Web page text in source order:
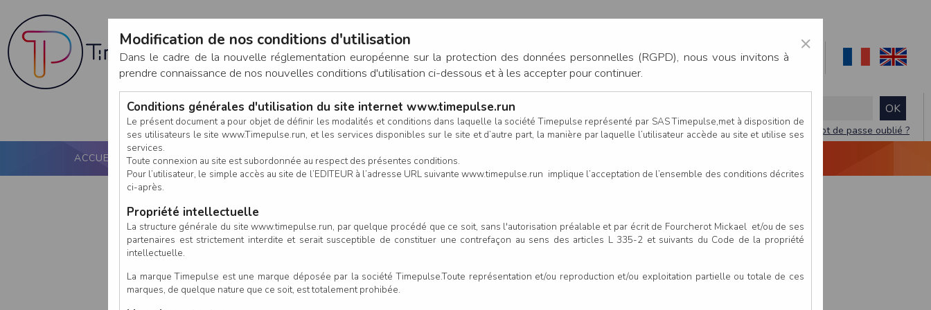
CONNEXION
Mot de passe oublié ?
ACCUEIL PUCE ACTIVE NOS SERVICES CALENDRIER RÉSULTATS
×
Modification de nos conditions d'utilisation
Dans le cadre de la nouvelle réglementation européenne sur la protection des données personnelles (RGPD), nous vous invitons à
prendre connaissance de nos nouvelles conditions d'utilisation ci-dessous et à les accepter pour continuer.
Conditions générales d'utilisation du site internet www.timepulse.run
Le présent document a pour objet de définir les modalités et conditions dans laquelle la société Timepulse représenté par SAS Timepulse,met à disposition de
ses utilisateurs le site www.Timepulse.run, et les services disponibles sur le site et d’autre part, la manière par laquelle l’utilisateur accède au site et utilise ses
services.
Toute connexion au site est subordonnée au respect des présentes conditions.
Pour l’utilisateur, le simple accès au site de l’EDITEUR à l’adresse URL suivante www.timepulse.run implique l’acceptation de l’ensemble des conditions décrites
ci-après.
Propriété intellectuelle
La structure générale du site www.timepulse.run, par quelque procédé que ce soit, sans l'autorisation préalable et par écrit de Fourcherot Mickael et/ou de ses
partenaires est strictement interdite et serait susceptible de constituer une contrefaçon au sens des articles L 335-2 et suivants du Code de la propriété
intellectuelle.
La marque Timepulse est une marque déposée par la société Timepulse.Toute représentation et/ou reproduction et/ou exploitation partielle ou totale de ces
marques, de quelque nature que ce soit, est totalement prohibée.